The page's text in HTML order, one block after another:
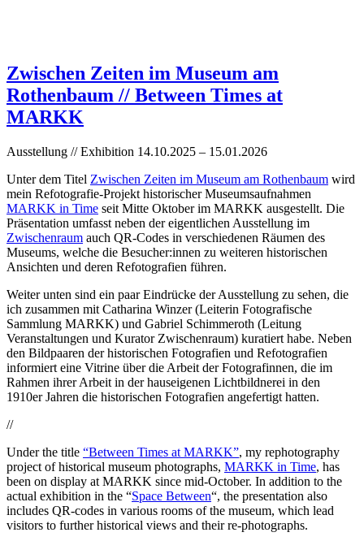
Zwischen Zeiten im Museum am
Rothenbaum // Between Times at
MARKK
Ausstellung // Exhibition 14.10.2025 – 15.01.2026
Unter dem Titel Zwischen Zeiten im Museum am Rothenbaum wird
mein Refotografie-Projekt historischer Museumsaufnahmen
MARKK in Time seit Mitte Oktober im MARKK ausgestellt. Die
Präsentation umfasst neben der eigentlichen Ausstellung im
Zwischenraum auch QR-Codes in verschiedenen Räumen des
Museums, welche die Besucher:innen zu weiteren historischen
Ansichten und deren Refotografien führen.
Weiter unten sind ein paar Eindrücke der Ausstellung zu sehen, die
ich zusammen mit Catharina Winzer (Leiterin Fotografische
Sammlung MARKK) und Gabriel Schimmeroth (Leitung
Veranstaltungen und Kurator Zwischenraum) kuratiert habe. Neben
den Bildpaaren der historischen Fotografien und Refotografien
informiert eine Vitrine über die Arbeit der Fotografinnen, die im
Rahmen ihrer Arbeit in der hauseigenen Lichtbildnerei in den
1910er Jahren die historischen Fotografien angefertigt hatten.
//
Under the title “Between Times at MARKK”, my rephotography
project of historical museum photographs, MARKK in Time, has
been on display at MARKK since mid-October. In addition to the
actual exhibition in the “Space Between“, the presentation also
includes QR-codes in various rooms of the museum, which lead
visitors to further historical views and their re-photographs.